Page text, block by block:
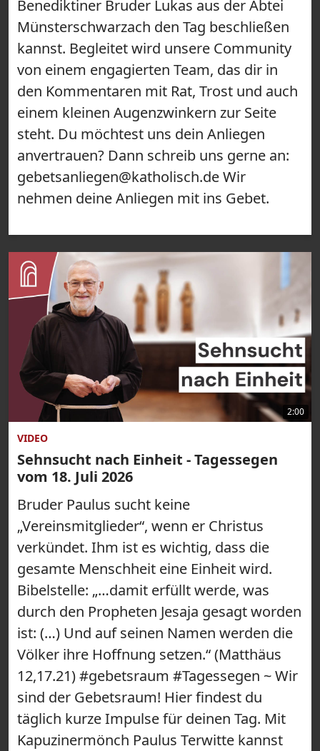
Benediktiner Bruder Lukas aus der Abtei
Münsterschwarzach den Tag beschließen
kannst. Begleitet wird unsere Community
von einem engagierten Team, das dir in
den Kommentaren mit Rat, Trost und auch
einem kleinen Augenzwinkern zur Seite
steht. Du möchtest uns dein Anliegen
anvertrauen? Dann schreib uns gerne an:
gebetsanliegen@katholisch.de Wir
nehmen deine Anliegen mit ins Gebet.
2:00
VIDEO
Sehnsucht nach Einheit - Tagessegen
vom 18. Juli 2026
Bruder Paulus sucht keine
„Vereinsmitglieder“, wenn er Christus
verkündet. Ihm ist es wichtig, dass die
gesamte Menschheit eine Einheit wird.
Bibelstelle: „…damit erfüllt werde, was
durch den Propheten Jesaja gesagt worden
ist: (…) Und auf seinen Namen werden die
Völker ihre Hoffnung setzen.“ (Matthäus
12,17.21) #gebetsraum #Tagessegen ~ Wir
sind der Gebetsraum! Hier findest du
täglich kurze Impulse für deinen Tag. Mit
Kapuzinermönch Paulus Terwitte kannst